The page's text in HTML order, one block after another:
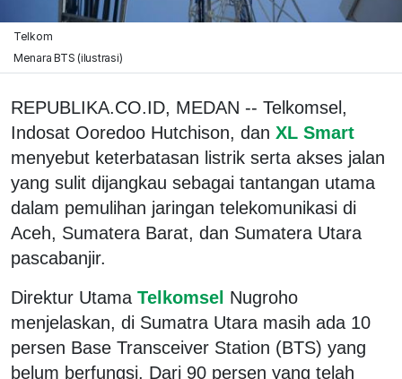
Telkom
Menara BTS (ilustrasi)
REPUBLIKA.CO.ID, MEDAN -- Telkomsel,
Indosat Ooredoo Hutchison, dan XL Smart
menyebut keterbatasan listrik serta akses jalan
yang sulit dijangkau sebagai tantangan utama
dalam pemulihan jaringan telekomunikasi di
Aceh, Sumatera Barat, dan Sumatera Utara
pascabanjir.
Direktur Utama Telkomsel Nugroho
menjelaskan, di Sumatra Utara masih ada 10
persen Base Transceiver Station (BTS) yang
belum berfungsi. Dari 90 persen yang telah